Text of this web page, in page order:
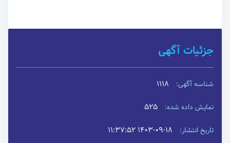
جزئیات آگهی
شناسه آگهی: 1118
نمایش داده شده: 525
تاریخ انتشار: ۱۴۰۳-۰۹-۱۸ ۱۱:۳۷:۵۲